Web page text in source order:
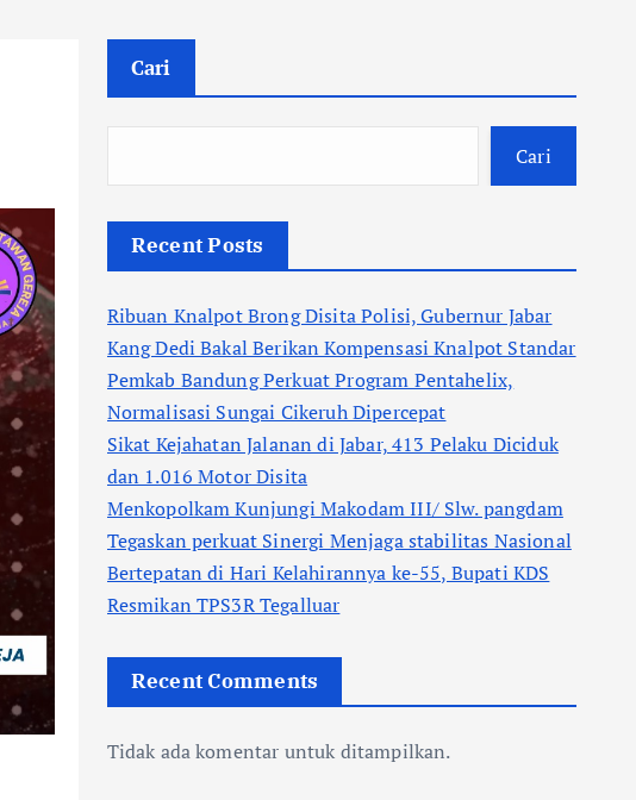
Cari
Cari
Recent Posts
Ribuan Knalpot Brong Disita Polisi, Gubernur Jabar
Kang Dedi Bakal Berikan Kompensasi Knalpot Standar
Pemkab Bandung Perkuat Program Pentahelix,
Normalisasi Sungai Cikeruh Dipercepat
Sikat Kejahatan Jalanan di Jabar, 413 Pelaku Diciduk
dan 1.016 Motor Disita
Menkopolkam Kunjungi Makodam III/ Slw. pangdam
Tegaskan perkuat Sinergi Menjaga stabilitas Nasional
Bertepatan di Hari Kelahirannya ke-55, Bupati KDS
Resmikan TPS3R Tegalluar
Recent Comments
Tidak ada komentar untuk ditampilkan.